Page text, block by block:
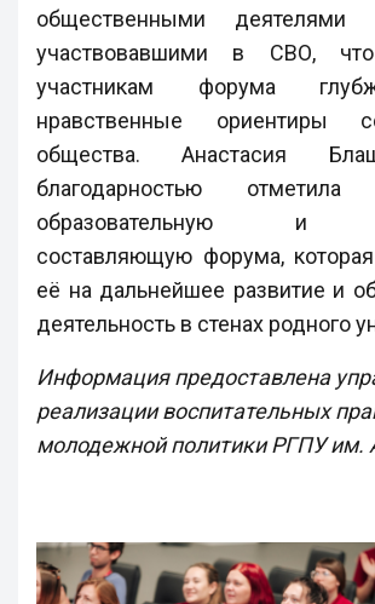
общественными деятелями
участвовавшими в СВО,
участникам форума
нравственные ориентиры
общества. Анастасия
благодарностью отметила
образовательную и
составляющую форума,
её на дальнейшее развитие и
деятельность в стенах родного
Информация предоставлена
реализации воспитательных
молодежной политики РГПУ им.